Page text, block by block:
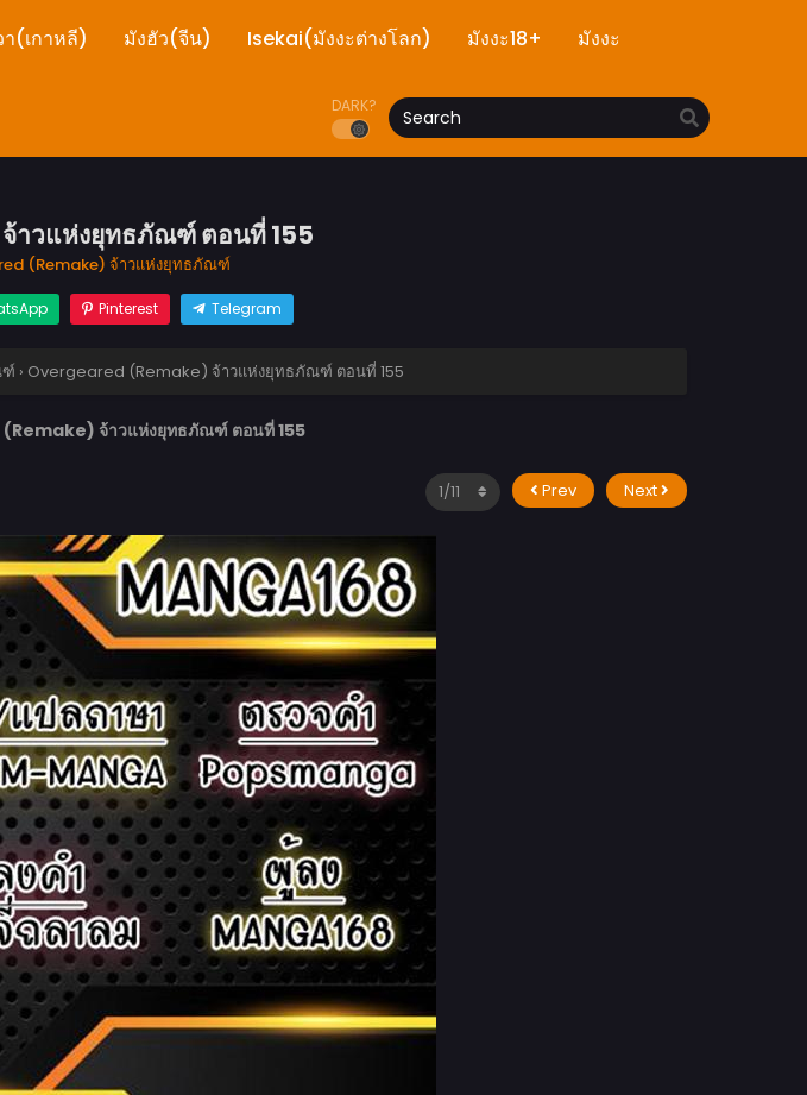
(เกาหลี) มังฮัว(จีน) Isekai(มังงะต่างโลก) มังงะ18+ มังงะ
DARK?
วแห่งยุทธภัณฑ์ ตอนที่ 155
(Remake) จ้าวแห่งยุทธภัณฑ์
Pinterest Telegram
ฑ์ › Overgeared (Remake) จ้าวแห่งยุทธภัณฑ์ ตอนที่ 155
จ้าวแห่งยุทธภัณฑ์ ตอนที่ 155
Prev Next